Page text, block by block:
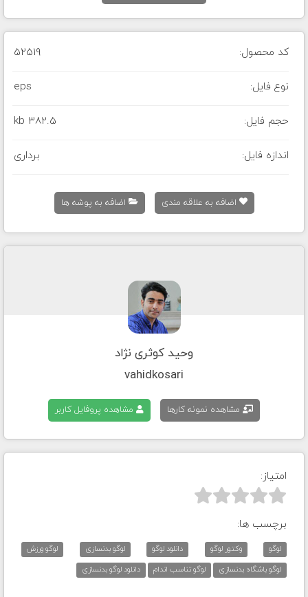
کد محصول: 52519
نوع فایل: eps
حجم فایل: 382.5 kb
اندازه فایل: برداری
اضافه به علاقه مندی اضافه به پوشه ها
وحید کوثری نژاد
vahidkosari
مشاهده نمونه کارها مشاهده پروفایل کاربر
امتیاز:



برچسب ها:
لوگو وکتور لوگو دانلود لوگو لوگو بدنسازی
لوگو ورزش
لوگو باشگاه بدنسازی
لوگو تناسب اندام دانلود لوگو بدنسازی